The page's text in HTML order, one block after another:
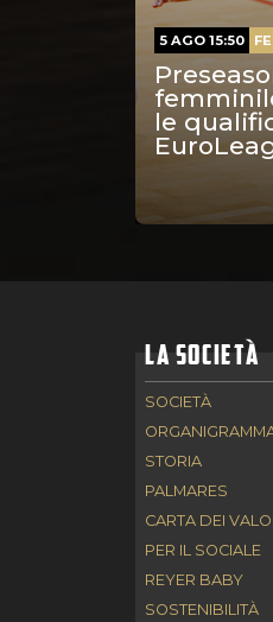
le
5 AGO 15:50
LA SOCIETÀ
SOCIETÀ
STORIA
PALMARES
CARTA DEI
PER IL SOCIALE
REYER BABY
SOSTENIBILITÀ